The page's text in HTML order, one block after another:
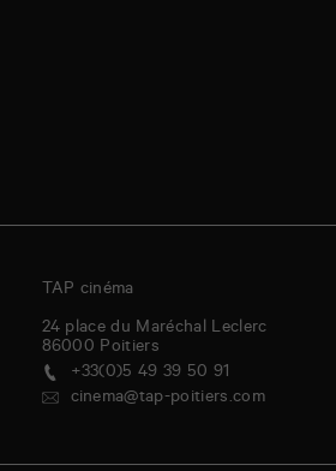
TAP cinéma
24 place du Maréchal Leclerc
86000 Poitiers
+33(0)5 49 39 50 91
cinema@tap-poitiers.com